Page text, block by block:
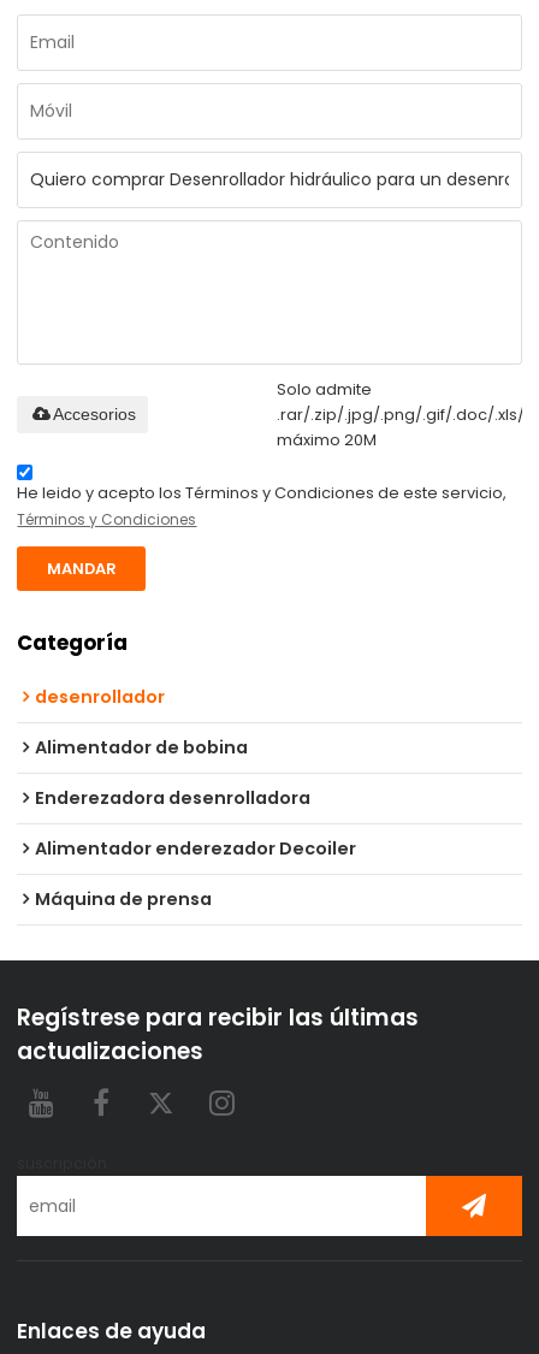
Solo admite
.rar/.zip/.jpg/.png/.gif/.doc/.xls/
máximo 20M
Accesorios
He leido y acepto los Términos y Condiciones de este servicio,
Términos y Condiciones
MANDAR
Categoría
desenrollador
Alimentador de bobina
Enderezadora desenrolladora
Alimentador enderezador Decoiler
Máquina de prensa
Regístrese para recibir las últimas
actualizaciones
Enlaces de ayuda